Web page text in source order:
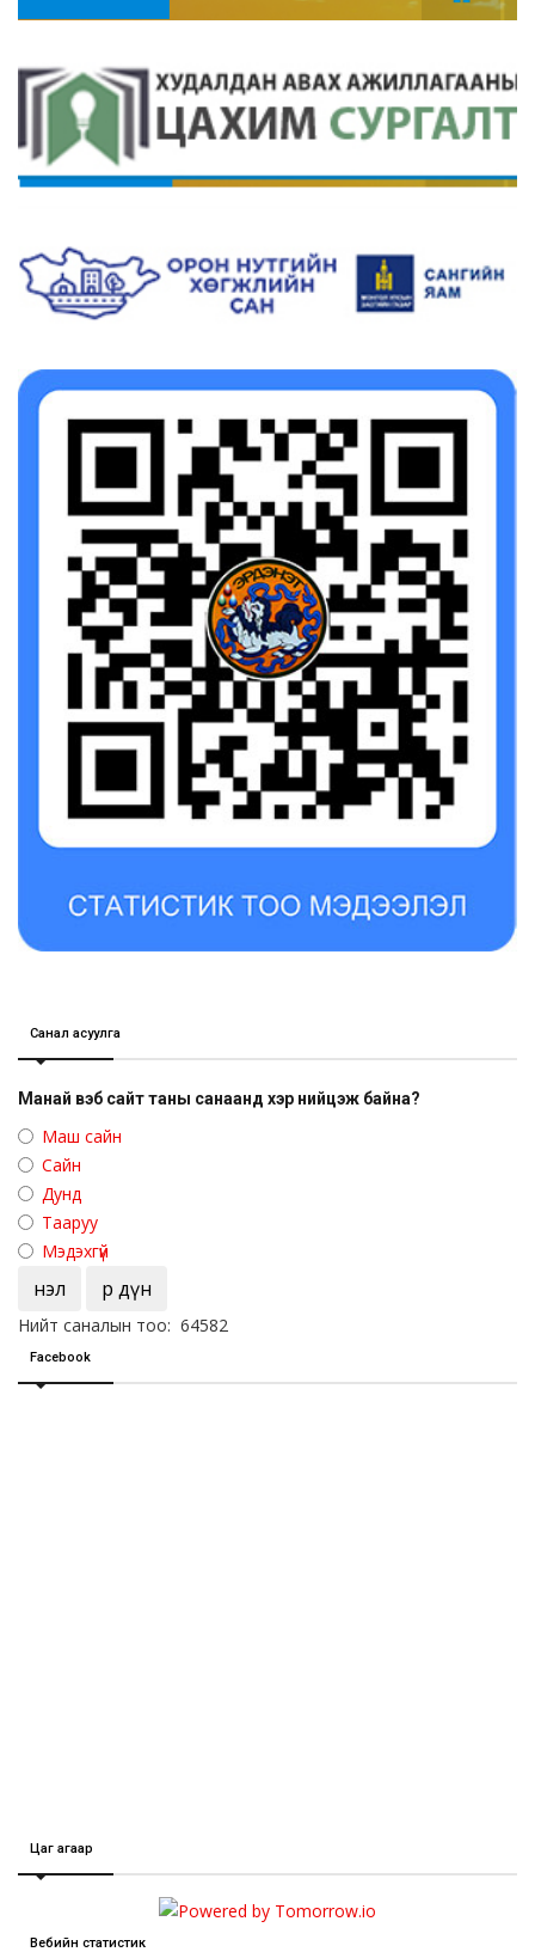
Санал асуулга
Манай вэб сайт таны санаанд хэр нийцэж байна?
Маш сайн
Сайн
Дунд
Тааруу
Мэдэхгүй
Үнэл Үр дүн
Нийт саналын тоо: 64582
Facebook
Цаг агаар
Вебийн статистик